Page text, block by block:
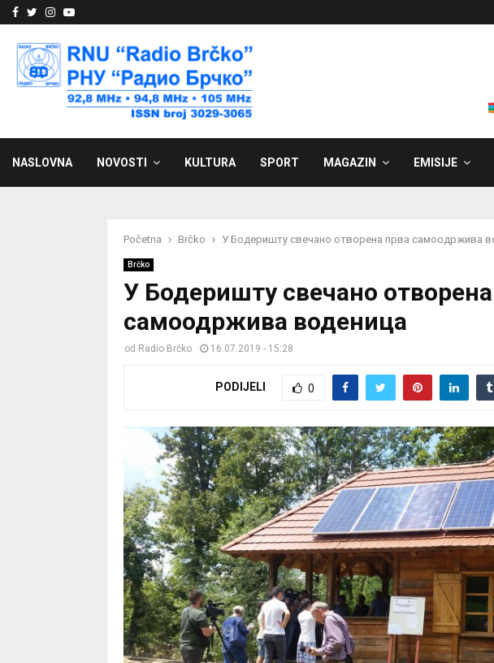
Facebook
Twitter
Instagram
Youtube
NASLOVNA NOVOSTI KULTURA SPORT MAGAZIN EMISIJE
Početna Brčko У Бодеришту свечано отворена прва самоодржива
Brčko
У Бодеришту свечано
самоодржива воденица
od Radio Brčko 16.07.2019 - 15:28
PODIJELI 0